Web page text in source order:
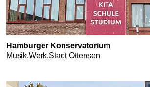
Hamburger Konservatorium
Musik.Werk.Stadt Ottensen